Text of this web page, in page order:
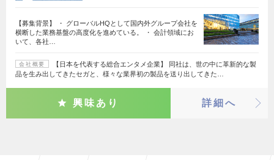
【募集背景】 ・ グローバルHQとして国内外グループ会社を
横断した業務基盤の高度化を進めている。 ・ 会計領域にお
いて、各社…
会社概要
【日本を代表する総合エンタメ企業】 同社は、世の中に革新的な製
品を生み出してきたセガと、様々な業界初の製品を送り出してきた…
興味あり 詳細へ